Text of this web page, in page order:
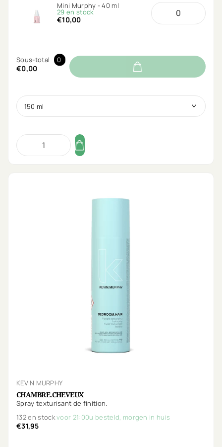
Mini Murphy - 40 ml
29 en stock
€10,00
Sous-total 0
€0,00
KEVIN MURPHY
CHAMBRE.CHEVEUX
Spray texturisant de finition.
132 en stockvoor 21:00u besteld, morgen in huis
€31,95